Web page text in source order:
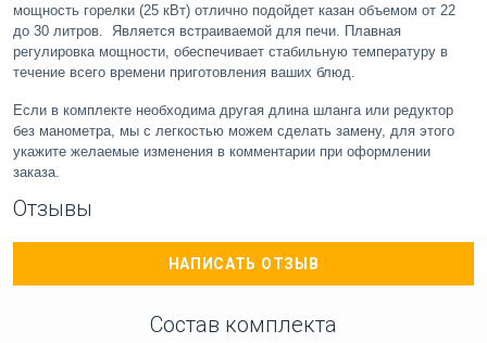
мощность горелки (25 кВт) отлично подойдет казан объемом от 22
до 30 литров. Является встраиваемой для печи. Плавная
регулировка мощности, обеспечивает стабильную температуру в
течение всего времени приготовления ваших блюд.
Если в комплекте необходима другая длина шланга или редуктор
без манометра, мы с легкостью можем сделать замену, для этого
укажите желаемые изменения в комментарии при оформлении
заказа.
Отзывы
НАПИСАТЬ ОТЗЫВ
Состав комплекта